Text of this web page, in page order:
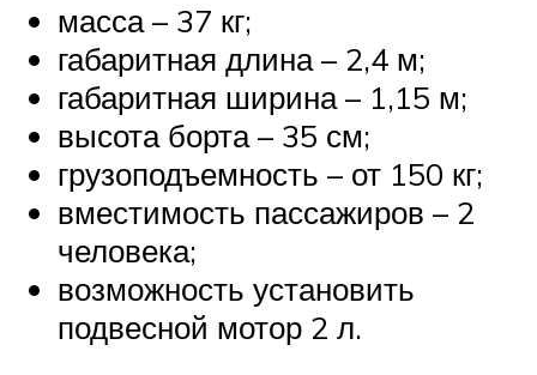
масса – 37 кг;
габаритная длина – 2,4 м;
габаритная ширина – 1,15 м;
высота борта – 35 см;
грузоподъемность – от 150 кг;
вместимость пассажиров – 2
человека;
возможность установить
подвесной мотор 2 л.